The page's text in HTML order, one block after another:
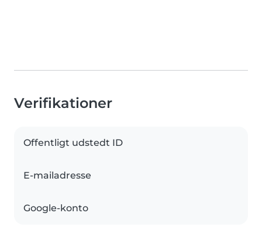
Verifikationer
Offentligt udstedt ID
E-mailadresse
Google-konto